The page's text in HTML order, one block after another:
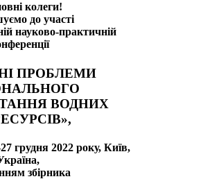
колеги!
до участі
науково-практичній
ПРОБЛЕМИ
ВОДНИХ
грудня 2022 року, Київ,
збірника